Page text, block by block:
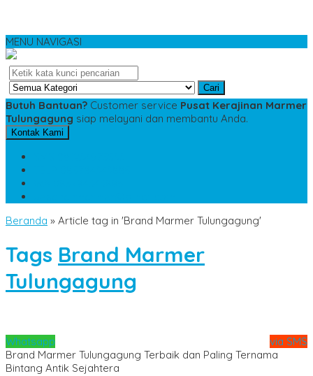
MENU NAVIGASI
Cari
Butuh Bantuan? Customer service Pusat Kerajinan Marmer
Tulungagung siap melayani dan membantu Anda.
Kontak Kami
Beranda » Article tag in 'Brand Marmer Tulungagung'
Tags Brand Marmer
Tulungagung
Whatsapp
via SMS
Brand Marmer Tulungagung Terbaik dan Paling Ternama
Bintang Antik Sejahtera